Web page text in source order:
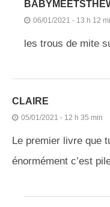
06/01/2021 - 13 h 12
les trous de mite
CLAIRE
05/01/2021 - 12 h 35 min
Le premier livre que
énormément c’est